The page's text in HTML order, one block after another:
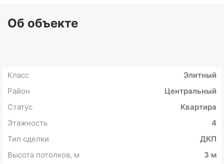
Об объекте
Класс
Элитный
Район
Центральный
Статус
Квартира
Этажность
4
Тип сделки
ДКП
Высота потолков, м
3 м